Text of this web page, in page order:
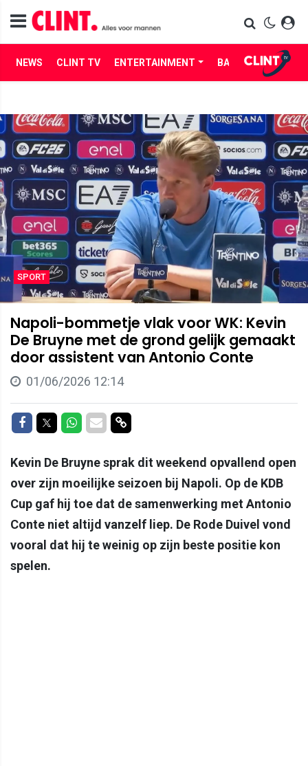
NEWS CLINT TV ENTERTAINMENT BABES LIFE
SPORT
Napoli-bommetje vlak voor WK: Kevin
De Bruyne met de grond gelijk gemaakt
door assistent van Antonio Conte
01/06/2026 12:14
Delen op Facebook
Delen op Twitter
Delen op Whatsapp
Delen via Mail
Delen via link
Kevin De Bruyne sprak dit weekend opvallend open
over zijn moeilijke seizoen bij Napoli. Op de KDB
Cup gaf hij toe dat de samenwerking met Antonio
Conte niet altijd vanzelf liep. De Rode Duivel vond
vooral dat hij te weinig op zijn beste positie kon
spelen.